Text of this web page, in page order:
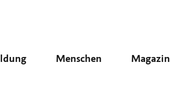
Menschen Magazin